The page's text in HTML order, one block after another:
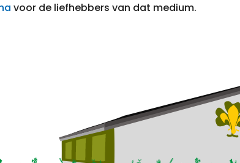
voor de liefhebbers van dat medium.